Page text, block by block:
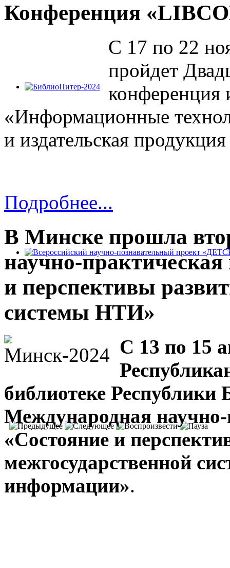
С 9 по 11 апреля 2024 года в Санкт-Петербурге прошла
«Буква и Цифра: библиотеки на пути к цифровизации»
Всероссийский научно-познавательный проект
научных исследований.
Конференция
С 17 по 22
пройдет
конференция
«Информационные
и издательская
Подробнее...
В Минске прошла
научно-
и перспективы
системы НТИ»
С 13 по 15
библиотеке Республики
Международная
«Состояние и
межгосударственной
информации».